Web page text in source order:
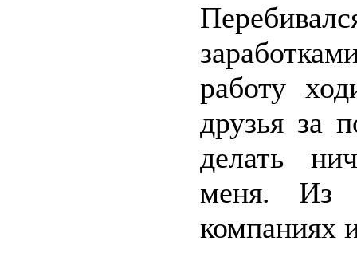
работу
друзья за
делать
меня. Из
компаниях